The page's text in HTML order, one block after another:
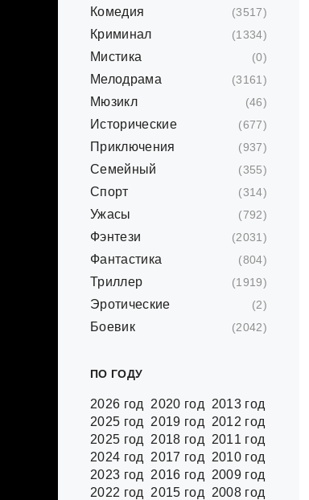
Комедия (3517)
Криминал (1334)
Мистика (0)
Мелодрама (3161)
Мюзикл (46)
Исторические (677)
Приключения (937)
Семейный (355)
Спорт (314)
Ужасы (792)
Фэнтези (2031)
Фантастика (804)
Триллер (1919)
Эротические (2)
Боевик (2042)
ПО ГОДУ
2026 год
2025 год
2025 год
2024 год
2023 год
2022 год
2020 год
2019 год
2018 год
2017 год
2016 год
2015 год
2013 год
2012 год
2011 год
2010 год
2009 год
2008 год